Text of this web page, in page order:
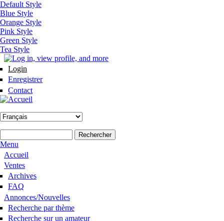
Aller au contenu principal
Default Style
Blue Style
Orange Style
Pink Style
Green Style
Tea Style
Login
Enregistrer
Contact
Formulaire de recherche
Menu
Hoofdmenu #fr
Accueil
Ventes
Archives
FAQ
Annonces/Nouvelles
Recherche par thème
Recherche sur un amateur